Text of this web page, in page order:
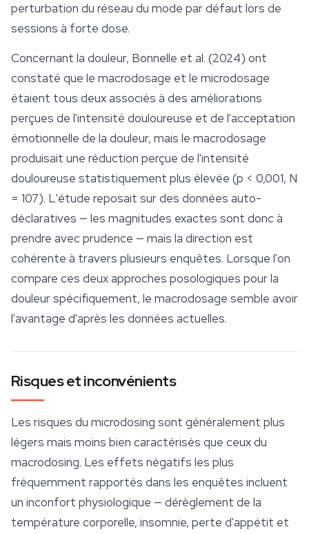
perturbation du réseau du mode par défaut lors de
sessions à forte dose.
Concernant la douleur, Bonnelle et al. (2024) ont
constaté que le macrodosage et le microdosage
étaient tous deux associés à des améliorations
perçues de l'intensité douloureuse et de l'acceptation
émotionnelle de la douleur, mais le macrodosage
produisait une réduction perçue de l'intensité
douloureuse statistiquement plus élevée (p < 0,001, N
= 107). L'étude reposait sur des données auto-
déclaratives — les magnitudes exactes sont donc à
prendre avec prudence — mais la direction est
cohérente à travers plusieurs enquêtes. Lorsque l'on
compare ces deux approches posologiques pour la
douleur spécifiquement, le macrodosage semble avoir
l'avantage d'après les données actuelles.
Risques et inconvénients
Les risques du microdosing sont généralement plus
légers mais moins bien caractérisés que ceux du
macrodosing. Les effets négatifs les plus
fréquemment rapportés dans les enquêtes incluent
un inconfort physiologique — dérèglement de la
température corporelle, insomnie, perte d'appétit et